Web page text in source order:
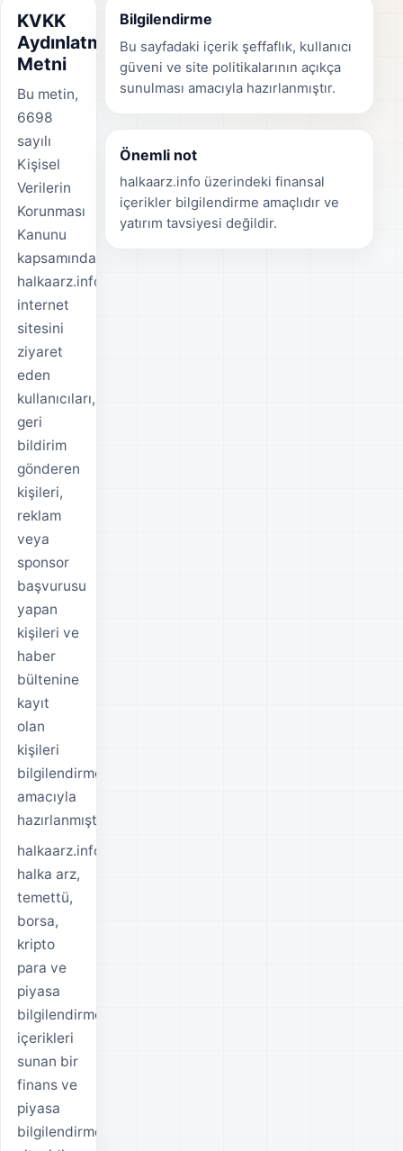
KVKK
Aydınlatma
Metni
Bu metin,
6698
sayılı
Kişisel
Verilerin
Korunması
Kanunu
kapsamında,
halkaarz.info
internet
sitesini
ziyaret
eden
kullanıcıları,
geri
bildirim
gönderen
kişileri,
reklam
veya
sponsor
başvurusu
yapan
kişileri ve
haber
bültenine
kayıt
olan
kişileri
bilgilendirmek
amacıyla
hazırlanmıştır.
halkaarz.info;
halka arz,
temettü,
borsa,
kripto
para ve
piyasa
bilgilendirme
içerikleri
sunan bir
finans ve
piyasa
bilgilendirme
Bilgilendirme
Bu sayfadaki içerik şeffaflık, kullanıcı
güveni ve site politikalarının açıkça
sunulması amacıyla hazırlanmıştır.
Önemli not
halkaarz.info üzerindeki finansal
içerikler bilgilendirme amaçlıdır ve
yatırım tavsiyesi değildir.